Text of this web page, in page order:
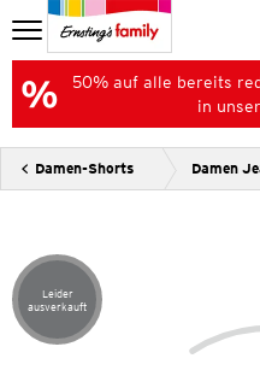
50% auf alle bereits
in
Damen-Shorts Damen
Artikel leider ausverkauft
Leider
ausverkauft